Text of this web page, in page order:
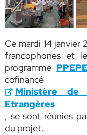
Ce mardi 14
francophones et
programme
Ministère
Etrangères
, se sont réunies
du projet.